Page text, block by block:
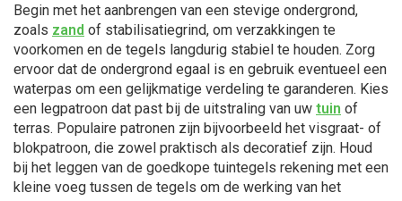
Begin met het aanbrengen van een stevige ondergrond,
zoals zand of stabilisatiegrind, om verzakkingen te
voorkomen en de tegels langdurig stabiel te houden. Zorg
ervoor dat de ondergrond egaal is en gebruik eventueel een
waterpas om een gelijkmatige verdeling te garanderen. Kies
een legpatroon dat past bij de uitstraling van uw tuin of
terras. Populaire patronen zijn bijvoorbeeld het visgraat- of
blokpatroon, die zowel praktisch als decoratief zijn. Houd
bij het leggen van de goedkope tuintegels rekening met een
kleine voeg tussen de tegels om de werking van het